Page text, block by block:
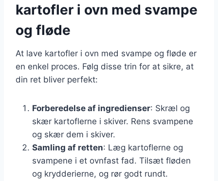
kartofler i ovn med svampe
og fløde
At lave kartofler i ovn med svampe og fløde er
en enkel proces. Følg disse trin for at sikre, at
din ret bliver perfekt:
Forberedelse af ingredienser: Skræl og
skær kartoflerne i skiver. Rens svampene
og skær dem i skiver.
Samling af retten: Læg kartoflerne og
svampene i et ovnfast fad. Tilsæt fløden
og krydderierne, og rør godt rundt.